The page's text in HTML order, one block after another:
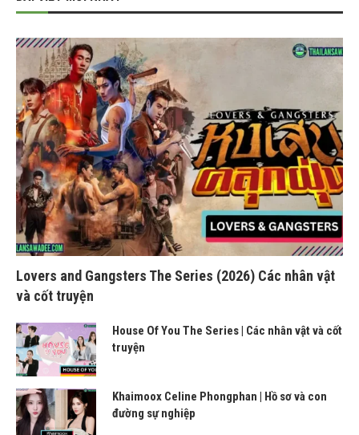
Lovers and Gangsters The Series (2026) Các nhân vật
và cốt truyện
House Of You The Series | Các nhân vật và cốt
truyện
Khaimoox Celine Phongphan | Hồ sơ và con
đường sự nghiệp